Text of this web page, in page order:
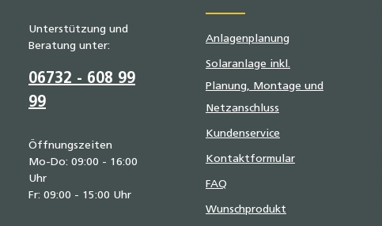
Unterstützung und
Beratung unter:
06732 - 608 99
99
Öffnungszeiten
Mo-Do: 09:00 - 16:00
Uhr
Fr: 09:00 - 15:00 Uhr
Anlagenplanung
Solaranlage inkl.
Planung, Montage und
Netzanschluss
Kundenservice
Kontaktformular
FAQ
Wunschprodukt